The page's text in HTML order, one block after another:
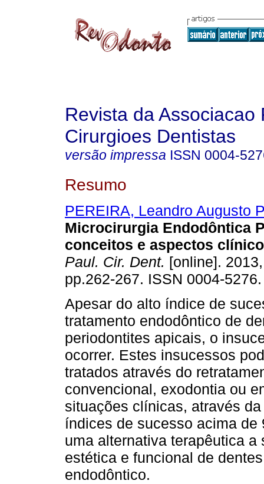
Revista da Associacao
Cirurgioes Dentistas
versão impressa ISSN 0004-
Resumo
PEREIRA, Leandro Augusto
Microcirurgia Endodôntica
conceitos e aspectos
Paul. Cir. Dent. [online].
pp.262-267. ISSN 0004-5276.
Apesar do alto índice de
tratamento endodôntico de
periodontites apicais, o
ocorrer. Estes insucessos
tratados através do
convencional, exodontia ou
situações clínicas, através
índices de sucesso acima
uma alternativa terapêutica
estética e funcional de
endodôntico.